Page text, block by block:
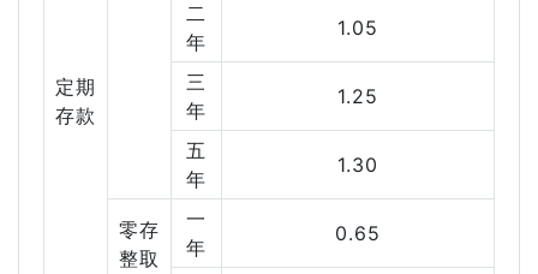
定期
存款
二
年
1.05
三
年
1.25
五
年
1.30
零存
整取
一
年
0.65